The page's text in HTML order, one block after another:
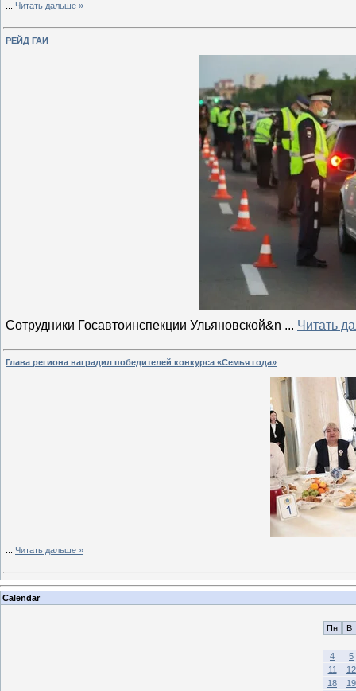
Читать дальше »
РЕЙД ГАИ
Сотрудники Госавтоинспекции Ульяновской&n ... Читать
Глава региона наградил победителей конкурса «Семья года»
Читать дальше »
Calendar
Пн Вт
4
5
11
12
18
19